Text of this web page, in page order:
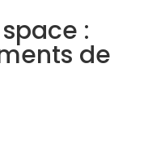
:
de